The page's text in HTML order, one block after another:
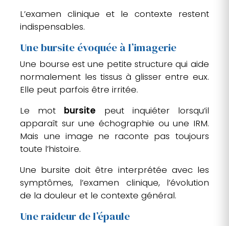
L’examen clinique et le contexte restent
indispensables.
Une bursite évoquée à l’imagerie
Une bourse est une petite structure qui aide
normalement les tissus à glisser entre eux.
Elle peut parfois être irritée.
Le mot bursite peut inquiéter lorsqu’il
apparaît sur une échographie ou une IRM.
Mais une image ne raconte pas toujours
toute l’histoire.
Une bursite doit être interprétée avec les
symptômes, l’examen clinique, l’évolution
de la douleur et le contexte général.
Une raideur de l’épaule